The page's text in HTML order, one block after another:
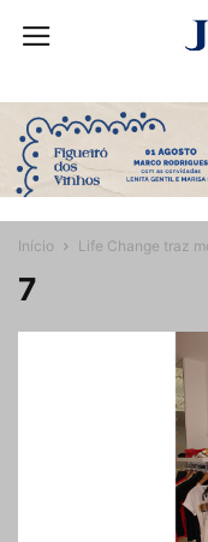
Início Life Change traz
7